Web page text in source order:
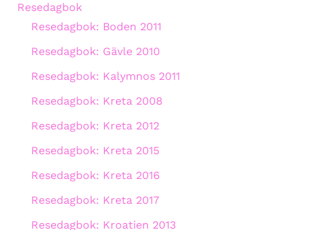
Resedagbok
Resedagbok: Boden 2011
Resedagbok: Gävle 2010
Resedagbok: Kalymnos 2011
Resedagbok: Kreta 2008
Resedagbok: Kreta 2012
Resedagbok: Kreta 2015
Resedagbok: Kreta 2016
Resedagbok: Kreta 2017
Resedagbok: Kroatien 2013